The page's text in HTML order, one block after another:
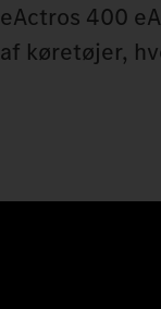
eActros 400
af køretøjer,